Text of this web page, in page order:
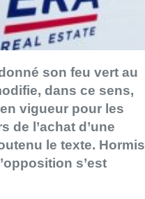
son feu vert au
dans ce sens,
vigueur pour les
de l’achat d’une
le texte. Hormis
s’est